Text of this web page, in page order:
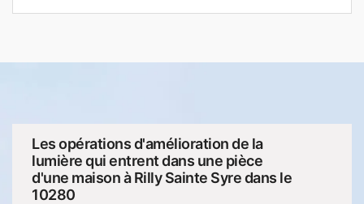
Les opérations d'amélioration de la
lumière qui entrent dans une pièce
d'une maison à Rilly Sainte Syre dans le
10280